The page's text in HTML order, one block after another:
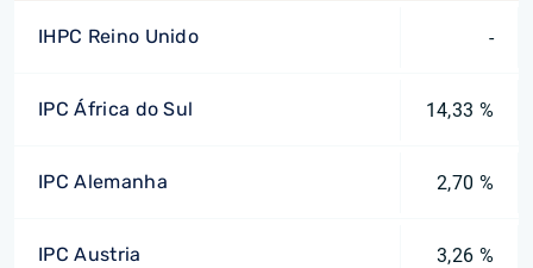
IHPC Reino Unido -
IPC África do Sul 14,33 %
IPC Alemanha 2,70 %
IPC Austria 3,26 %